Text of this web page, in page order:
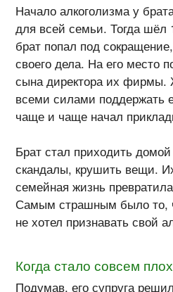
Начало алкоголизма у
для всей семьи. Тогда шёл
брат попал под
своего дела. На его место
сына директора их фирмы.
всеми силами поддержать
чаще и чаще начал
Брат стал приходить
скандалы, крушить вещи.
семейная жизнь
Самым страшным было то,
не хотел признавать свой
Когда стало совсем
Подумав, его супруга